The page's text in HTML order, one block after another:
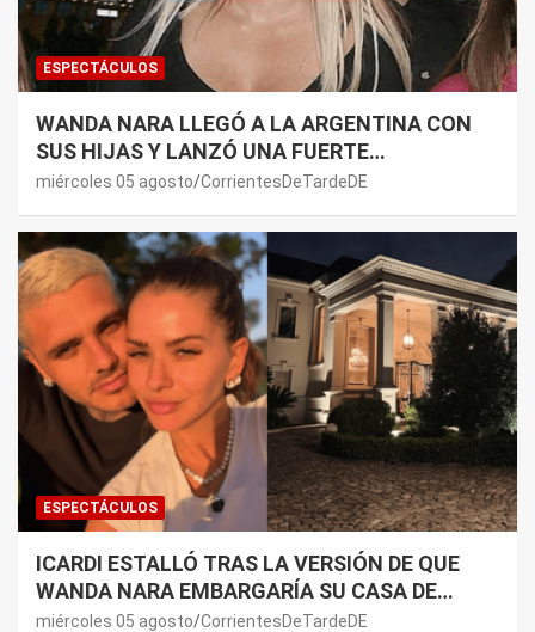
ESPECTÁCULOS
WANDA NARA LLEGÓ A LA ARGENTINA CON
SUS HIJAS Y LANZÓ UNA FUERTE
PREMONICIÓN SOBRE MAURO ICARDI
miércoles 05 agosto CorrientesDeTardeDE
ESPECTÁCULOS
ICARDI ESTALLÓ TRAS LA VERSIÓN DE QUE
WANDA NARA EMBARGARÍA SU CASA DE
NORDELTA: “NECESITAN RASCAR DE ALGÚN
miércoles 05 agosto CorrientesDeTardeDE